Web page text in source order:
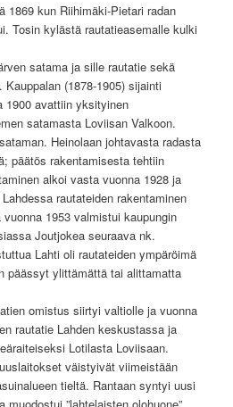
1869 kun Riihimäki-Pietari radan
Tosin kylästä rautatieasemalle kulki
satama ja sille rautatie sekä
(1878-1905) sijainti
1900 avattiin yksityinen
satamasta Loviisan Valkoon.
Heinolaan johtavasta radasta
päätös rakentamisesta tehtiin
alkoi vasta vuonna 1928 ja
rautateiden rakentaminen
1953 valmistui kaupungin
Joutjokea seuraava nk.
Lahti oli rautateiden ympäröimä
päässyt ylittämättä tai alittamatta
omistus siirtyi valtiolle ja vuonna
rautatie Lahden keskustassa ja
Lotilasta Loviisaan.
väistyivät viimeistään
tieltä. Rantaan syntyi uusi